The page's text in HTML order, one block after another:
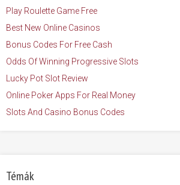
Play Roulette Game Free
Best New Online Casinos
Bonus Codes For Free Cash
Odds Of Winning Progressive Slots
Lucky Pot Slot Review
Online Poker Apps For Real Money
Slots And Casino Bonus Codes
Témák